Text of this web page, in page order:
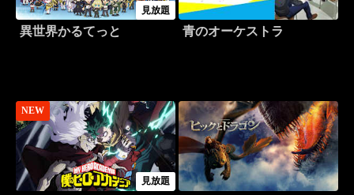
見放題
異世界かるてっと 青のオーケストラ
NEW
見放題